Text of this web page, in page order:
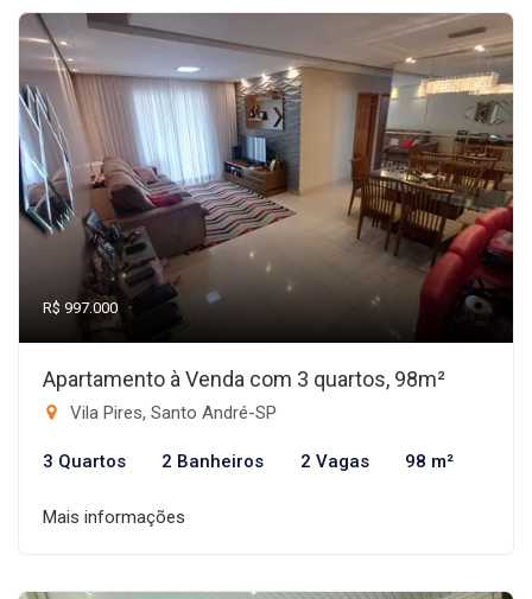
R$ 997.000
Apartamento à Venda com 3 quartos, 98m²
Vila Pires, Santo André-SP
3 Quartos 2 Banheiros 2 Vagas 98 m²
Mais informações